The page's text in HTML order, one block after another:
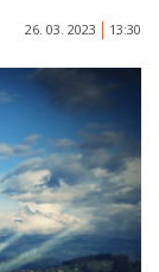
26. 03. 2023 13:30